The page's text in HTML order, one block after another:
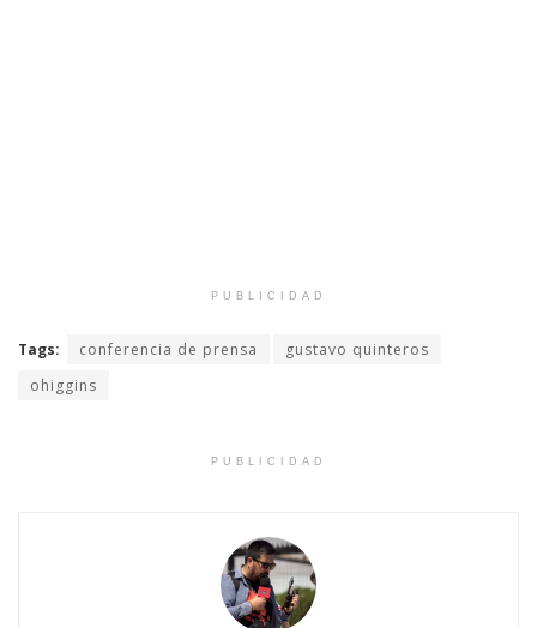
PUBLICIDAD
Tags: conferencia de prensa
gustavo quinteros
ohiggins
PUBLICIDAD